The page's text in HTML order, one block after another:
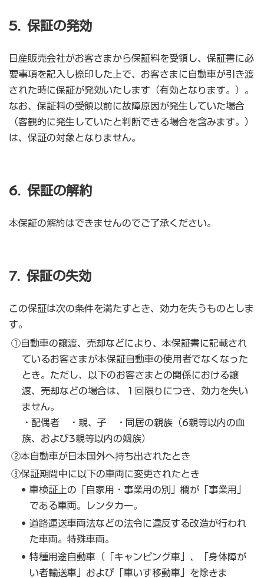
5. 保証の発効
日産販売会社がお客さまから保証料を受領し、保証書に必
要事項を記入し捺印した上で、お客さまに自動車が引き渡
された時に保証が発効いたします（有効となります。）。
なお、保証料の受領以前に故障原因が発生していた場合
（客観的に発生していたと判断できる場合を含みます。）
は、保証の対象となりません。
6. 保証の解約
本保証の解約はできませんのでご了承ください。
7. 保証の失効
この保証は次の条件を満たすとき、効力を失うものとしま
す。
①自動車の譲渡、売却などにより、本保証書に記載され
ているお客さまが本保証自動車の使用者でなくなった
とき。ただし、以下のお客さまとの関係における譲
渡、売却などの場合は、１回限りにつき、効力を失い
ません。
・配偶者 ・親、子 ・同居の親族（6親等以内の血
族、および3親等以内の姻族）
②本自動車が日本国外へ持ち出されたとき
③保証期間中に以下の車両に変更されたとき
車検証上の「自家用・事業用の別」欄が「事業用」
である車両。レンタカー。
道路運送車両法などの法令に違反する改造が行われ
た車両。特殊車両。
特種用途自動車（「キャンピング車」、「身体障が
い者輸送車」および「車いす移動車」を除きま